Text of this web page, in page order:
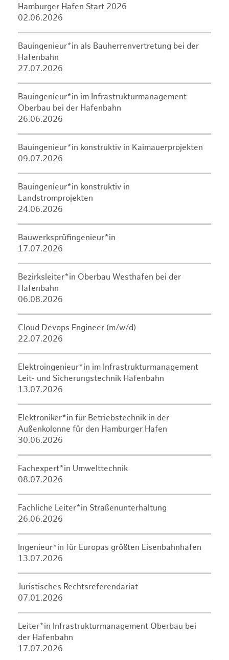
Hamburger Hafen Start 2026
02.06.2026
Bauingenieur*in als Bauherrenvertretung bei der
Hafenbahn
27.07.2026
Bauingenieur*in im Infrastrukturmanagement
Oberbau bei der Hafenbahn
26.06.2026
Bauingenieur*in konstruktiv in Kaimauerprojekten
09.07.2026
Bauingenieur*in konstruktiv in
Landstromprojekten
24.06.2026
Bauwerksprüfingenieur*in
17.07.2026
Bezirksleiter*in Oberbau Westhafen bei der
Hafenbahn
06.08.2026
Cloud Devops Engineer (m/w/d)
22.07.2026
Elektroingenieur*in im Infrastrukturmanagement
Leit- und Sicherungstechnik Hafenbahn
13.07.2026
Elektroniker*in für Betriebstechnik in der
Außenkolonne für den Hamburger Hafen
30.06.2026
Fachexpert*in Umwelttechnik
08.07.2026
Fachliche Leiter*in Straßenunterhaltung
26.06.2026
Ingenieur*in für Europas größten Eisenbahnhafen
13.07.2026
Juristisches Rechtsreferendariat
07.01.2026
Leiter*in Infrastrukturmanagement Oberbau bei
der Hafenbahn
17.07.2026